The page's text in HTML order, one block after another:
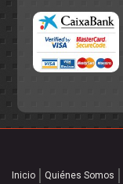
Inicio Quiénes Somos